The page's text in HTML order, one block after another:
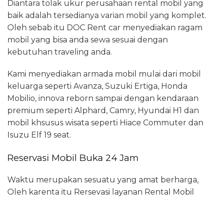
Diantara tolak ukur perusahaan rental mobil yang
baik adalah tersedianya varian mobil yang komplet.
Oleh sebab itu DOC Rent car menyediakan ragam
mobil yang bisa anda sewa sesuai dengan
kebutuhan traveling anda.
Kami menyediakan armada mobil mulai dari mobil
keluarga seperti Avanza, Suzuki Ertiga, Honda
Mobilio, innova reborn sampai dengan kendaraan
premium seperti Alphard, Camry, Hyundai H1 dan
mobil khsusus wisata seperti Hiace Commuter dan
Isuzu Elf 19 seat.
Reservasi Mobil Buka 24 Jam
Waktu merupakan sesuatu yang amat berharga,
Oleh karenta itu Rersevasi layanan Rental Mobil